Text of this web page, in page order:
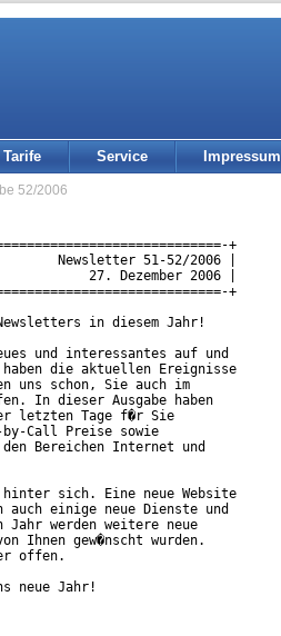
Tarife Service Impressum
52/2006
+
Newsletter 51-52/2006 |
27. Dezember 2006 |
+
in diesem Jahr!
und interessantes auf und
haben die aktuellen Ereignisse
uns schon, Sie auch im
In dieser Ausgabe haben
letzten Tage f�r Sie
by-Call Preise sowie
Bereichen Internet und
sich. Eine neue Website
auch einige neue Dienste und
Jahr werden weitere neue
Ihnen gew�nscht wurden.
offen.
neue Jahr!